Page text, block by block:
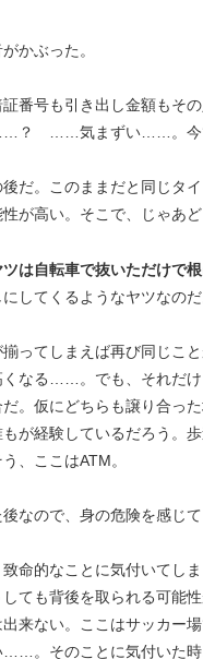
かぶった。
番号も引き出し金額もそ
？ ……気まずい……。今で
だ。このままだと同じタ
が高い。そこで、じゃあ
ツは自転車で抜いただけで
してくるようなヤツなのだ
ってしまえば再び同じこ
なる……。でも、それだ
。仮にどちらも譲り合っ
が経験しているだろう。
、ここはATM。
なので、身の危険を感じ
命的なことに気付いてし
ても背後を取られる可能
来ない。ここはサッカー
。そのことに気付いた